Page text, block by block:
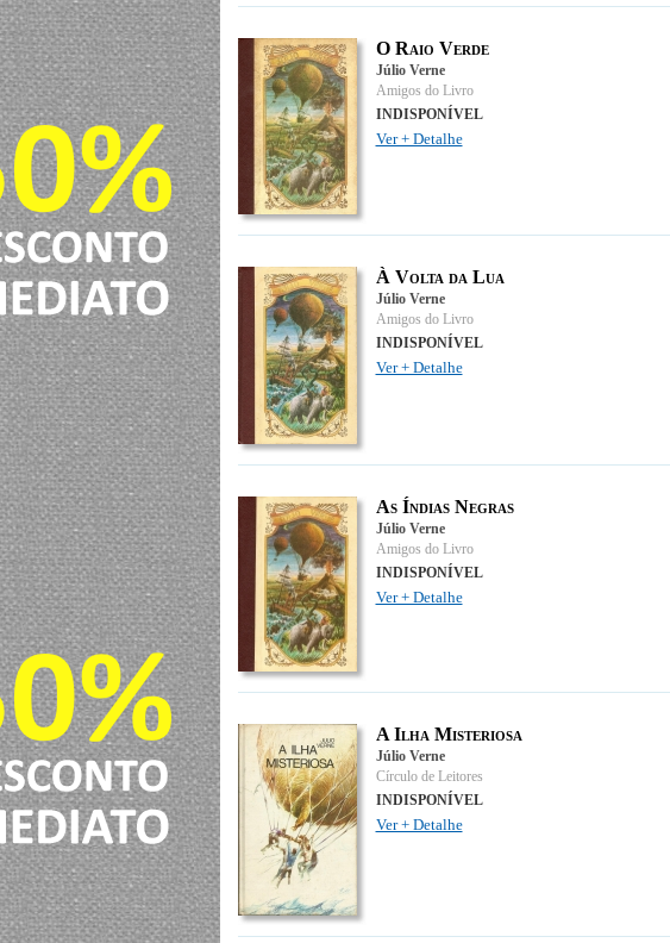
O Raio Verde
Júlio Verne
Amigos do Livro
INDISPONÍVEL
Ver + Detalhe
À Volta da Lua
Júlio Verne
Amigos do Livro
INDISPONÍVEL
Ver + Detalhe
As Índias Negras
Júlio Verne
Amigos do Livro
INDISPONÍVEL
Ver + Detalhe
A Ilha Misteriosa
Júlio Verne
Círculo de Leitores
INDISPONÍVEL
Ver + Detalhe